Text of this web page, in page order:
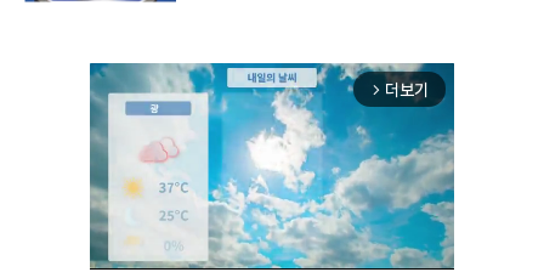
arrow_forward_ios 더보기